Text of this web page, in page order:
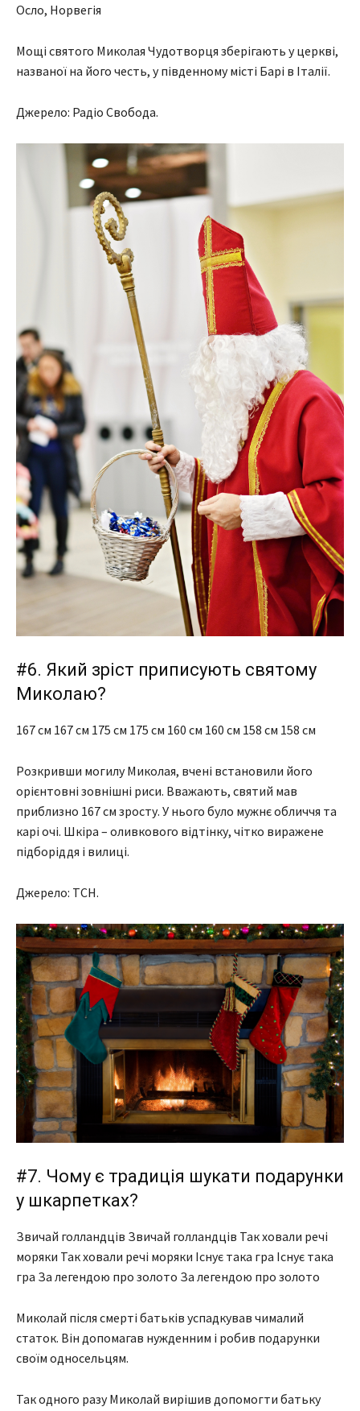
Осло, Норвегія
Мощі святого Миколая Чудотворця зберігають у церкві,
названої на його честь, у південному місті Барі в Італії.
Джерело: Радіо Свобода.
#6. Який зріст приписують святому
Миколаю?
167 см 167 см 175 см 175 см 160 см 160 см 158 см 158 см
Розкривши могилу Миколая, вчені встановили його
орієнтовні зовнішні риси. Вважають, святий мав
приблизно 167 см зросту. У нього було мужнє обличчя та
карі очі. Шкіра – оливкового відтінку, чітко виражене
підборіддя і вилиці.
Джерело: ТСН.
#7. Чому є традиція шукати подарунки
у шкарпетках?
Звичай голландців Звичай голландців Так ховали речі
моряки Так ховали речі моряки Існує така гра Існує така
гра За легендою про золото За легендою про золото
Миколай після смерті батьків успадкував чималий
статок. Він допомагав нужденним і робив подарунки
своїм односельцям.
Так одного разу Миколай вирішив допомогти батьку